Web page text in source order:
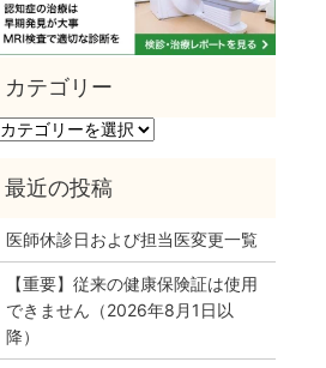
カ
ゴ
リ
医師休診日および担当医変更一覧
【重要】従来の健康保険証は使用
できません（2026年8月1日以
降）